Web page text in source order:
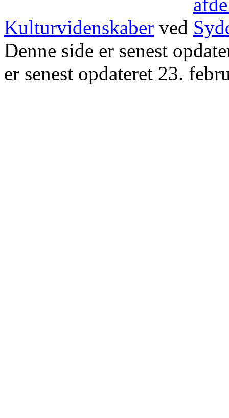
Kulturvidenskaber ved
Denne side er senest
er senest opdateret 23.